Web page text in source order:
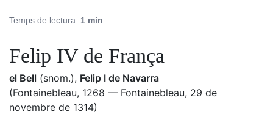
Temps de lectura: 1 min
Felip IV de França
el Bell (snom.), Felip I de Navarra
(Fontainebleau, 1268 — Fontainebleau, 29 de
novembre de 1314)